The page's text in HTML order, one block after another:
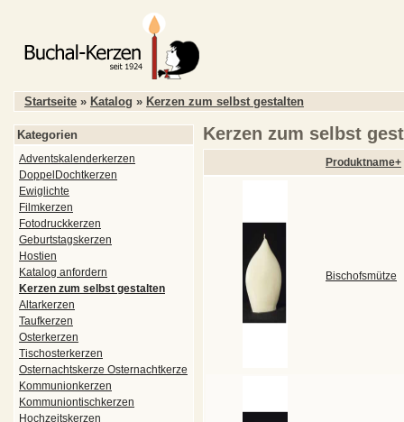
Startseite » Katalog » Kerzen zum selbst gestalten
Kerzen zum selbst
Produktname+
Bischofsmütze
Kategorien
Adventskalenderkerzen
DoppelDochtkerzen
Ewiglichte
Filmkerzen
Fotodruckkerzen
Geburtstagskerzen
Hostien
Katalog anfordern
Kerzen zum selbst gestalten
Altarkerzen
Taufkerzen
Osterkerzen
Tischosterkerzen
Osternachtskerze Osternachtkerze
Kommunionkerzen
Kommuniontischkerzen
Hochzeitskerzen